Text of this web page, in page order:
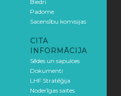
Biedri
Padome
Sacensību komisijas
CITA
INFORMĀCIJA
Sēdes un sapulces
Dokumenti
LHF Stratēģija
Noderīgas saites